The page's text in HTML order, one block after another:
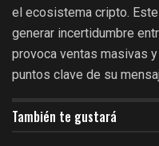
el ecosistema cripto.
generar incertidumbre
provoca ventas masivas
puntos clave de su
También te gustará